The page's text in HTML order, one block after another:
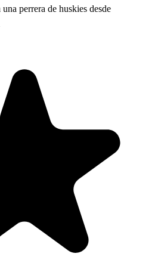
perrera de huskies desde